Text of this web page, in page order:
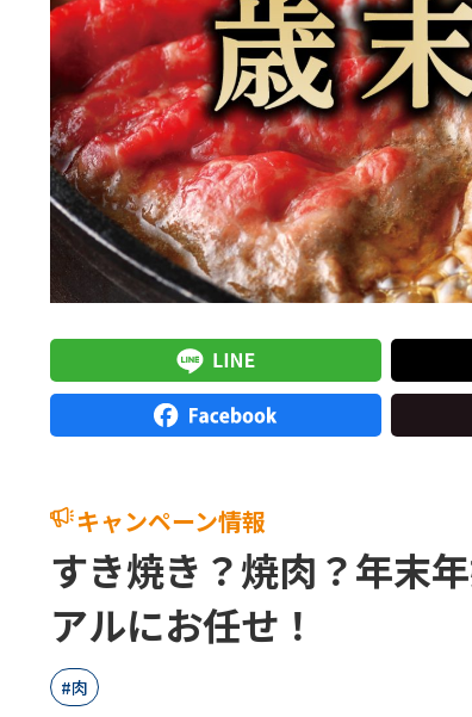
キャンペーン情報
すき焼き？焼肉？年末
アルにお任せ！
肉